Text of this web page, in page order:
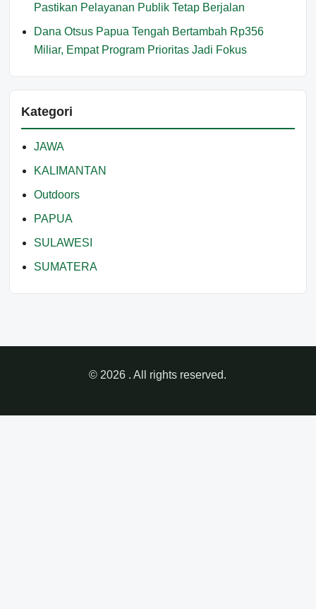
Pastikan Pelayanan Publik Tetap Berjalan
Dana Otsus Papua Tengah Bertambah Rp356
Miliar, Empat Program Prioritas Jadi Fokus
Kategori
JAWA
KALIMANTAN
Outdoors
PAPUA
SULAWESI
SUMATERA
© 2026 . All rights reserved.